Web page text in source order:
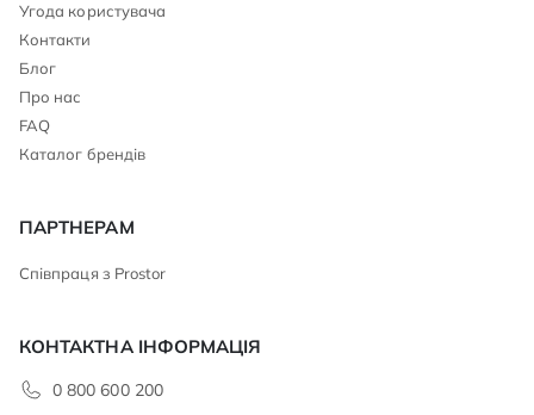
Угода користувача
Контакти
Блог
Про нас
FAQ
Каталог брендів
ПАРТНЕРАМ
Співпраця з Prostor
КОНТАКТНА ІНФОРМАЦІЯ
0 800 600 200